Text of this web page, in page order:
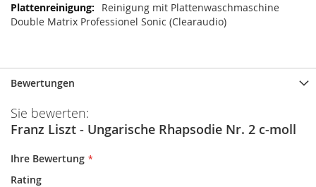
Reinigung mit Plattenwaschmaschine
Double Matrix Professionel Sonic (Clearaudio)
Bewertungen
Sie bewerten:
Franz Liszt - Ungarische Rhapsodie Nr. 2 c-moll
Ihre Bewertung
Rating